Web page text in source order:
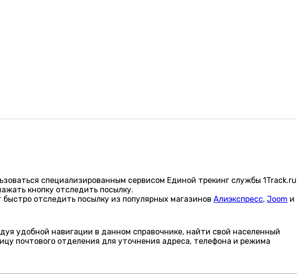
специализированным сервисом Единой трекинг службы 1Track.ru
кнопку отследить посылку.
отследить посылку из популярных магазинов Алиэкспресс, Joom и
удобной навигации в данном справочнике, найти свой населенный
почтового отделения для уточнения адреса, телефона и режима